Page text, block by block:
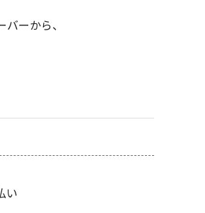
い
ーから、